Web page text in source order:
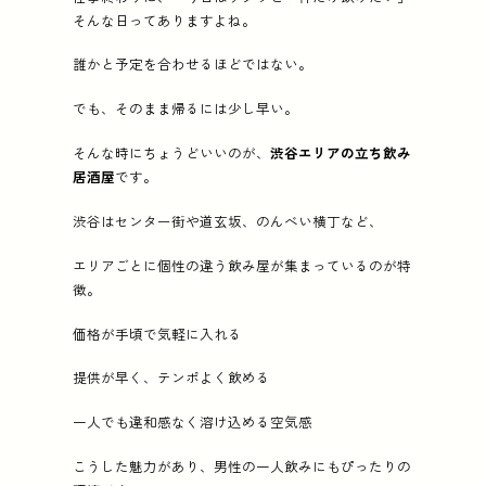
仕事終わりに、「今日はサクッと一杯だけ飲みた
そんな日ってありますよね。
誰かと予定を合わせるほどではない。
でも、そのまま帰るには少し早い。
そんな時にちょうどいいのが、渋谷エリアの立ち飲み
居酒屋です。
渋谷はセンター街や道玄坂、のんべい横丁など、
エリアごとに個性の違う飲み屋が集まっているのが特
徴。
価格が手頃で気軽に入れる
提供が早く、テンポよく飲める
一人でも違和感なく溶け込める空気感
こうした魅力があり、男性の一人飲みにもぴったりの